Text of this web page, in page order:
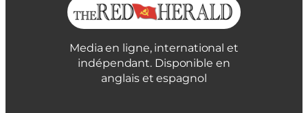
Media en ligne, international et
indépendant. Disponible en
anglais et espagnol